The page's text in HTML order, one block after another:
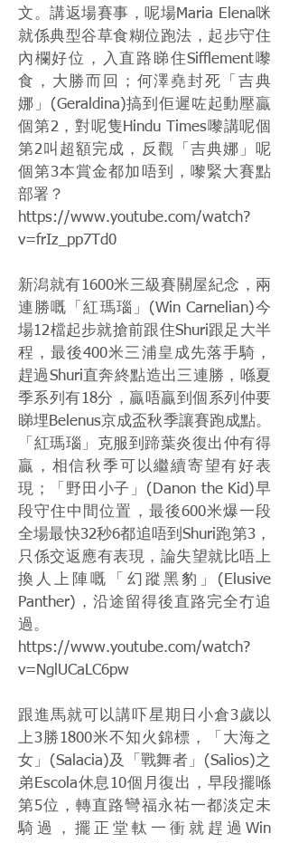
文。講返場賽事，呢場Maria Elena咪
就係典型谷草食糊位跑法，起步守住
內欄好位，入直路睇住Sifflement嚟
食，大勝而回；何澤堯封死「吉典
娜」(Geraldina)搞到佢遲咗起動壓贏
個第2，對呢隻Hindu Times嚟講呢個
第2叫超額完成，反觀「吉典娜」呢
個第3本賞金都加唔到，嚟緊大賽點
部署？
https://www.youtube.com/watch?
v=frIz_pp7Td0
新潟就有1600米三級賽關屋紀念，兩
連勝嘅「紅瑪瑙」(Win Carnelian)今
場12檔起步就搶前跟住Shuri跟足大半
程，最後400米三浦皇成先落手騎，
趕過Shuri直奔終點造出三連勝，喺夏
季系列有18分，贏唔贏到個系列仲要
睇埋Belenus京成盃秋季讓賽跑成點。
「紅瑪瑙」克服到蹄葉炎復出仲有得
贏，相信秋季可以繼續寄望有好表
現；「野田小子」(Danon the Kid)早
段守住中間位置，最後600米爆一段
全場最快32秒6都追唔到Shuri跑第3，
只係交返應有表現，論失望就比唔上
換人上陣嘅「幻蹤黑豹」(Elusive
Panther)，沿途留得後直路完全冇追
過。
https://www.youtube.com/watch?
v=NglUCaLC6pw
跟進馬就可以講吓星期日小倉3歲以
上3勝1800米不知火錦標，「大海之
女」(Salacia)及「戰舞者」(Salios)之
弟Escola休息10個月復出，早段擺喺
第5位，轉直路彎福永祐一都淡定未
騎過，擺正堂軚一衝就趕過Win